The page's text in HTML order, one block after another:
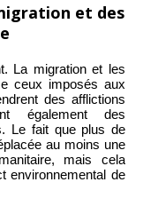
et des
La migration et les
ceux imposés aux
des afflictions
également des
Le fait que plus de
au moins une
mais cela
environnemental de